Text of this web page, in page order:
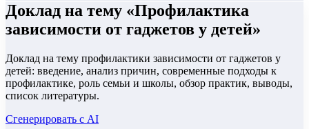
Доклад на тему «Профилактика
зависимости от гаджетов у детей»
Доклад на тему профилактики зависимости от гаджетов у
детей: введение, анализ причин, современные подходы к
профилактике, роль семьи и школы, обзор практик, выводы,
список литературы.
Сгенерировать с AI